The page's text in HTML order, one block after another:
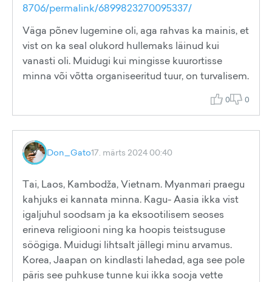
8706/permalink/6899823270095337/
Väga põnev lugemine oli, aga rahvas ka mainis, et
vist on ka seal olukord hullemaks läinud kui
vanasti oli. Muidugi kui mingisse kuurortisse
minna või võtta organiseeritud tuur, on turvalisem.
0 0
Don_Gato17. märts 2024 00:40
Tai, Laos, Kambodža, Vietnam. Myanmari praegu
kahjuks ei kannata minna. Kagu- Aasia ikka vist
igaljuhul soodsam ja ka eksootilisem seoses
erineva religiooni ning ka hoopis teistsuguse
söögiga. Muidugi lihtsalt jällegi minu arvamus.
Korea, Jaapan on kindlasti lahedad, aga see pole
päris see puhkuse tunne kui ikka sooja vette